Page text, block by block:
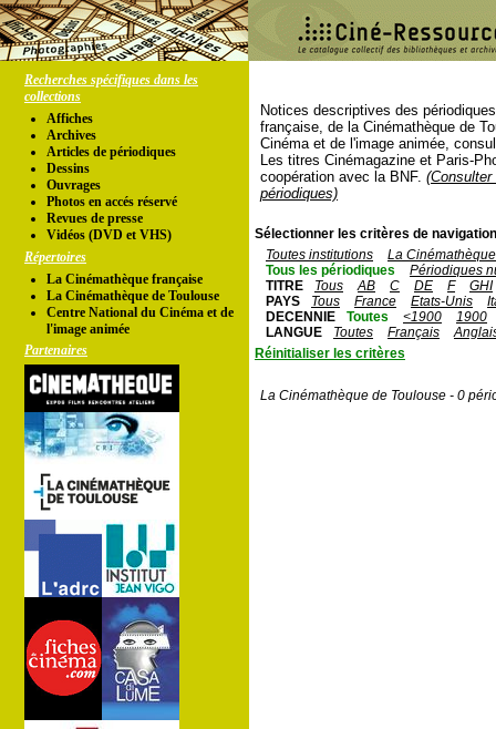
Recherches spécifiques dans les
collections
Affiches
Archives
Articles de périodiques
Dessins
Ouvrages
Photos en accés réservé
Revues de presse
Vidéos (DVD et VHS)
Répertoires
La Cinémathèque française
La Cinémathèque de Toulouse
Centre National du Cinéma et de
l'image animée
Partenaires
Notices descriptives des
française, de la Cinémathèque de
Cinéma et de l'image animée,
Les titres Cinémagazine et Paris-
coopération avec la BNF.
périodiques)
Sélectionner les critères de
Toutes institutions
La
Tous les périodiques
Périodiques
TITRE
Tous AB C DE F
GHI
PAYS
Tous France Etats-Unis
DECENNIE
Toutes <1900
1900
LANGUE
Toutes Français
Réinitialiser les critères
La Cinémathèque de Toulouse - 0